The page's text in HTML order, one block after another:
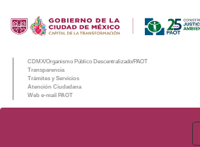
CDMX/Organismo Público Descentralizado/PAOT
Transparencia
Trámites y Servicios
Atención Ciudadana
Web e-mail PAOT